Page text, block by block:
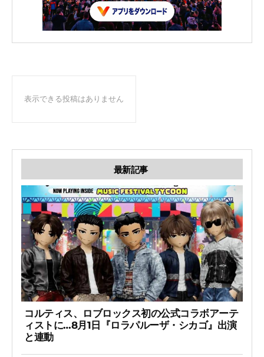
表示できる投稿はありません
最新記事
コルティス、ロブロックス初の公式コラボアーテ
ィストに…8月1日『ロラパルーザ・シカゴ』出演
と連動